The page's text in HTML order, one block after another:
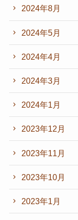
2024年8月
2024年5月
2024年4月
2024年3月
2024年1月
2023年12月
2023年11月
2023年10月
2023年1月